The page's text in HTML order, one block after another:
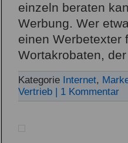
einzeln beraten
Werbung. Wer
einen Werbetexter
Wortakrobaten,
Kategorie Internet,
Vertrieb
| 1 Kommentar